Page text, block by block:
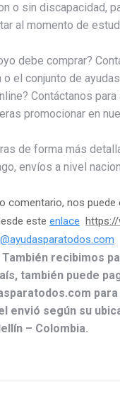
o sin discapacidad,
al momento de
debe comprar?
el conjunto de
Contáctanos
promocionar en
de forma más
envíos a nivel
comentario, nos puede
este enlace
recibimos
también puede
según su
– Colombia.